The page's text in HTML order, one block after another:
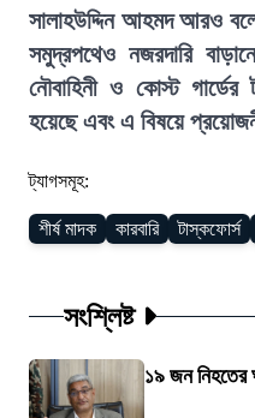
সালাহউদ্দিন আহমদ আরও
সমুদ্রপথেও নজরদারি
নৌবাহিনী ও কোস্ট
হয়েছে এবং এ বিষয়ে
ট্যাগসমূহ:
শীর্ষ মাদক কারবারি টাস্কফোর্স
সংশ্লিষ্ট
১৯ জন নিহতের